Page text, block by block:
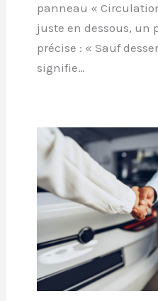
panneau «
juste en dessous, un
précise : « Sauf
signifie…